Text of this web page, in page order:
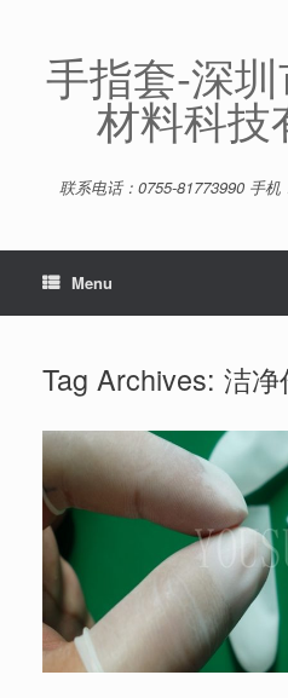
content手指套-深
材料科技
联系电话：0755-81773990 手机
Menu
Tag Archives: 洁净